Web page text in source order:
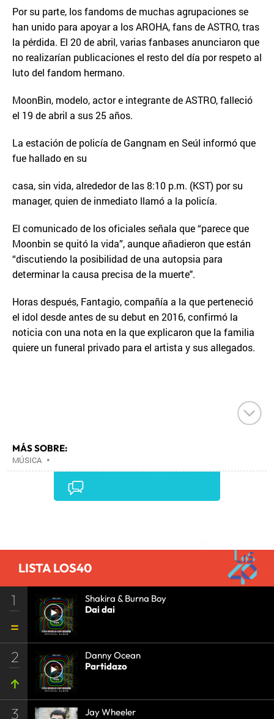
Por su parte, los fandoms de muchas agrupaciones se
han unido para apoyar a los AROHA, fans de ASTRO, tras
la pérdida. El 20 de abril, varias fanbases anunciaron que
no realizarían publicaciones el resto del día por respeto al
luto del fandom hermano.
MoonBin, modelo, actor e integrante de ASTRO, falleció
el 19 de abril a sus 25 años.
La estación de policía de Gangnam en Seúl informó que
fue hallado en su
casa, sin vida, alrededor de las 8:10 p.m. (KST) por su
manager, quien de inmediato llamó a la policía.
El comunicado de los oficiales señala que “parece que
Moonbin se quitó la vida”, aunque añadieron que están
“discutiendo la posibilidad de una autopsia para
determinar la causa precisa de la muerte".
Horas después, Fantagio, compañía a la que perteneció
el idol desde antes de su debut en 2016, confirmó la
noticia con una nota en la que explicaron que la familia
quiere un funeral privado para el artista y sus allegados.
MÁS SOBRE:
MÚSICA •
LISTA LOS40
1
Shakira & Burna Boy
Dai dai
2
Danny Ocean
Partidazo
3
Jay Wheeler